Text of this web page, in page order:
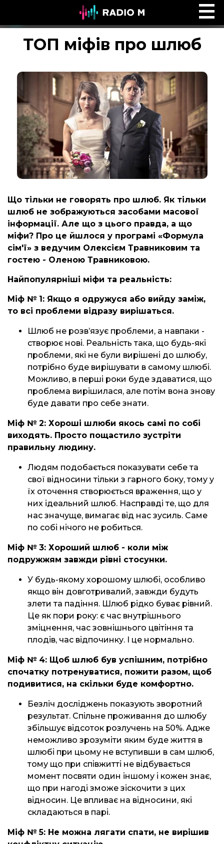
Ефір Radio M
ТОП міфів про шлюб
Що тільки не говорять про шлюб. Як тільки
шлюб не зображуються засобами масової
інформації. Але що з цього правда, а що
міфи? Про це йшлося у програмі «Формула
сім'ї» з ведучим Олексієм Травниковим та
гостею - Оленою Травниковою.
Найпопулярніші міфи та реальність:
Міф № 1: Якщо я одружуся або вийду заміж,
то всі проблеми відразу вирішаться.
Шлюб не розв’язує проблеми, а навпаки -
створює нові. Реальність така, що будь-які
проблеми, які не були вирішені до шлюбу,
потрібно буде вирішувати в самому шлюбі.
Можливо, в перші роки буде здаватися, що
проблема вирішилася, але потім вона знову
буде давати про себе знати.
Міф № 2: Хороші шлюби якось самі по собі
виходять. Просто пощастило зустріти
правильну людину.
Людям подобається показувати себе та
свої відносини тільки з гарного боку, тому у
їх оточення створюється враження, що у
них ідеальний шлюб. Насправді те, що для
нас значуще, вимагає від нас зусиль. Саме
по собі нічого не робиться.
Міф № 3: Хороший шлюб - коли між
подружжям завжди рівні стосунки.
У будь-якому хорошому шлюбі, особливо
якщо він довготривалий, завжди будуть
злети та падіння. Шлюб рідко буває рівний.
Це як пори року: є час внутрішнього
зміцнення, час зовнішнього цвітіння та
плодів, час відпочинку. І це нормально.
Міф № 4: Щоб шлюб був успішним, потрібно
спочатку потренуватися, пожити разом, щоб
подивитися, на скільки буде комфортно.
Безліч досліджень показують зворотний
результат. Спільне проживання до шлюбу
збільшує відсоток розлучень на 50%. Адже
неможливо зрозуміти яким буде життя в
шлюбі при цьому не вступивши в сам шлюб,
тому що при співжитті не відбувається
момент посвяти один іншому і кожен знає,
що при нагоді зможе зіскочити з цих
відносин. Це впливає на відносини, які
складаються в парі.
Міф № 5: Не можна лягати спати, не вирішив